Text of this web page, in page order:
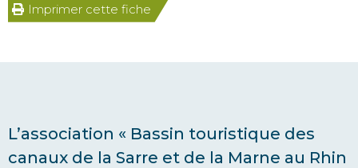
Imprimer cette fiche
L’association « Bassin touristique des
canaux de la Sarre et de la Marne au Rhin